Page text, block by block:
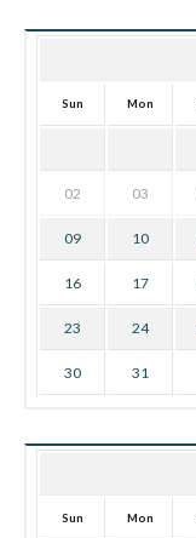
Sun Mon
02 03
09 10
16 17
23 24
30 31
Sun Mon